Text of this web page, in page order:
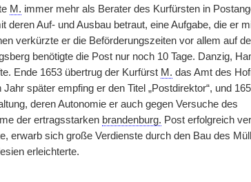
M. immer mehr als Berater des Kurfürsten in
Auf- und Ausbau betraut, eine Aufgabe, die er
verkürzte er die Beförderungszeiten vor allem auf
benötigte die Post nur noch 10 Tage. Danzig,
Ende 1653 übertrug der Kurfürst M. das Amt des
später empfing er den Titel „Postdirektor“, und
deren Autonomie er auch gegen Versuche des
der ertragsstarken brandenburg. Post erfolgreich
erwarb sich große Verdienste durch den Bau des
erleichterte.